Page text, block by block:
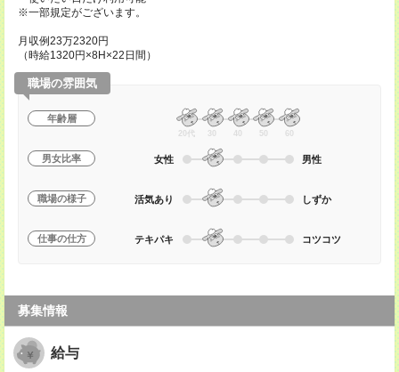
※一部規定がございます。
月収例23万2320円
（時給1320円×8H×22日間）
職場の雰囲気
年齢層
20代 30 40 50 60
男女比率 女性 男性
職場の様子 活気あり しずか
仕事の仕方 テキパキ コツコツ
募集情報
給与